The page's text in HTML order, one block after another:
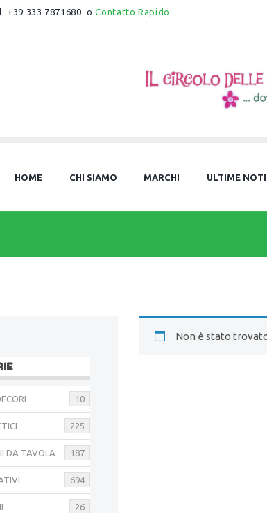
+39 333 7871680 oContatto Rapido
HOME CHI SIAMO MARCHI ULTIME
Non è stato
10
225
DA TAVOLA 187
694
26